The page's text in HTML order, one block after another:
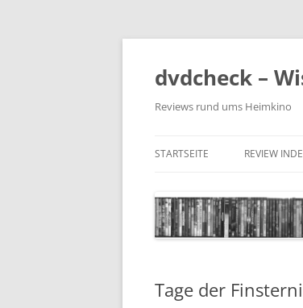
Zum
springen
dvdcheck –
Reviews rund ums Heimkino
STARTSEITE REVIEW
4K BLU-
Tage der